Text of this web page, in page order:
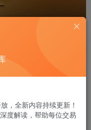
振亚盘冲高至4330美
，全新内容持续更新！
度解读，帮助每位交易